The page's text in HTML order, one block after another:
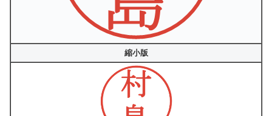
縮小版